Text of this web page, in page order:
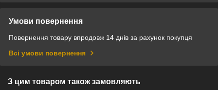
Умови повернення
Повернення товару впродовж 14 днів за рахунок покупця
Всі умови повернення
З цим товаром також замовляють